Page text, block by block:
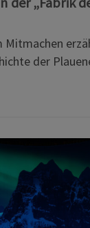
Mitmachen
der